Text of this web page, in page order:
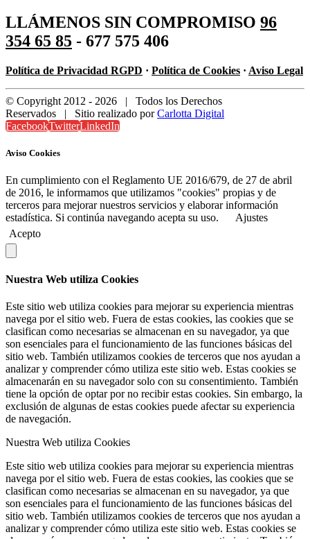
LLÁMENOS SIN COMPROMISO 96
354 65 85 - 677 575 406
Política de Privacidad RGPD · Política de Cookies · Aviso Legal
© Copyright 2012 - 2026 | Todos los Derechos
Reservados | Sitio realizado porCarlotta Digital
FacebookTwitterLinkedIn
Aviso Cookies
En cumplimiento con el Reglamento UE 2016/679, de 27 de abril
de 2016, le informamos que utilizamos "cookies" propias y de
terceros para mejorar nuestros servicios y elaborar información
estadística. Si continúa navegando acepta su uso.
Ajustes
Acepto
Nuestra Web utiliza Cookies
Este sitio web utiliza cookies para mejorar su experiencia mientras
navega por el sitio web. Fuera de estas cookies, las cookies que se
clasifican como necesarias se almacenan en su navegador, ya que
son esenciales para el funcionamiento de las funciones básicas del
sitio web. También utilizamos cookies de terceros que nos ayudan a
analizar y comprender cómo utiliza este sitio web. Estas cookies se
almacenarán en su navegador solo con su consentimiento. También
tiene la opción de optar por no recibir estas cookies. Sin embargo, la
exclusión de algunas de estas cookies puede afectar su experiencia
de navegación.
Nuestra Web utiliza Cookies
Este sitio web utiliza cookies para mejorar su experiencia mientras
navega por el sitio web. Fuera de estas cookies, las cookies que se
clasifican como necesarias se almacenan en su navegador, ya que
son esenciales para el funcionamiento de las funciones básicas del
sitio web. También utilizamos cookies de terceros que nos ayudan a
analizar y comprender cómo utiliza este sitio web. Estas cookies se